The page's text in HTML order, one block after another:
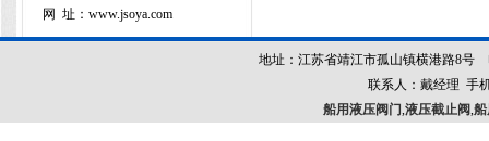
网 址：www.jsoya.com
地址：江苏省靖江市孤山镇横港路8号
联系人：戴经理 手
船用液压阀门,液压截止阀,船